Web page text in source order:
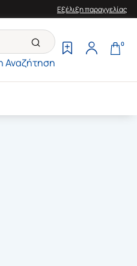
Εξέλιξη παραγγελίας
Αναζήτηση
0